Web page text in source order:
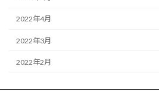
2022年4月
2022年3月
2022年2月